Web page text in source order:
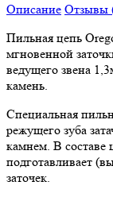
Описание Отзывы
Пильная цепь
мгновенной
ведущего звена
камень.
Специальная
режущего зуба
камнем. В составе
подготавливает
заточек.